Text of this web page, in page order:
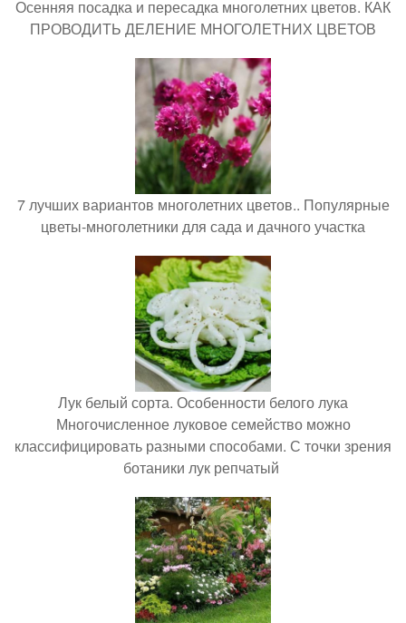
Осенняя посадка и пересадка многолетних цветов. КАК
ПРОВОДИТЬ ДЕЛЕНИЕ МНОГОЛЕТНИХ ЦВЕТОВ
7 лучших вариантов многолетних цветов.. Популярные
цветы-многолетники для сада и дачного участка
Лук белый сорта. Особенности белого лука
Многочисленное луковое семейство можно
классифицировать разными способами. С точки зрения
ботаники лук репчатый